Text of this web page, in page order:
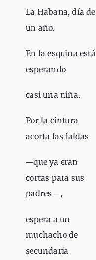
La Habana, día de
un año.
En la esquina está
esperando
casi una niña.
Por la cintura
acorta las faldas
―que ya eran
cortas para sus
padres―,
espera a un
muchacho de
secundaria